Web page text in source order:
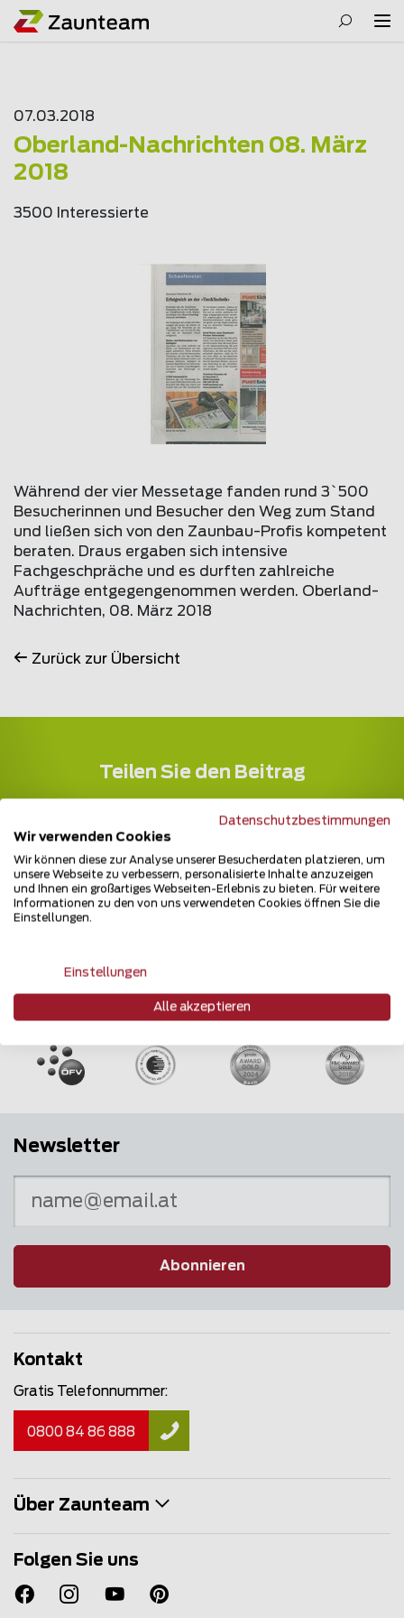
07.03.2018
Oberland-Nachrichten 08. März
2018
3500 Interessierte
Während der vier Messetage fanden rund 3`500
Besucherinnen und Besucher den Weg zum Stand
und ließen sich von den Zaunbau-Profis kompetent
beraten. Draus ergaben sich intensive
Fachgeschpräche und es durften zahlreiche
Aufträge entgegengenommen werden. Oberland-
Nachrichten, 08. März 2018
Zurück zur Übersicht
Teilen Sie den Beitrag
Mehrfach ausgezeichnet und immer am
Puls des Marktes
Newsletter
Abonnieren
Kontakt
Gratis Telefonnummer:
0800 84 86 888
Über Zaunteam
Folgen Sie uns
Datenschutzbestimmungen
Wir verwenden Cookies
Wir können diese zur Analyse unserer Besucherdaten platzieren, um
unsere Webseite zu verbessern, personalisierte Inhalte anzuzeigen
und Ihnen ein großartiges Webseiten-Erlebnis zu bieten. Für weitere
Informationen zu den von uns verwendeten Cookies öffnen Sie die
Einstellungen.
Einstellungen
Alle akzeptieren